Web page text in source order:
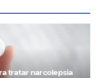
tratar narcolepsia